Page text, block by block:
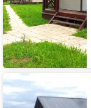
Спортивно-
рыболовная
база